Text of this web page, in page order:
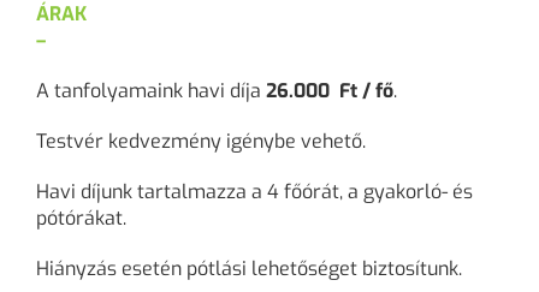
ÁRAK
–
A tanfolyamaink havi díja 26.000 Ft / fő.
Testvér kedvezmény igénybe vehető.
Havi díjunk tartalmazza a 4 főórát, a gyakorló- és
pótórákat.
Hiányzás esetén pótlási lehetőséget biztosítunk.